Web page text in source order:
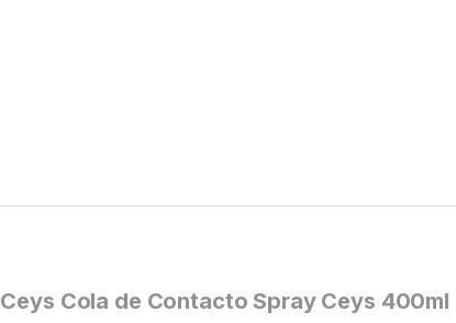
Ceys Cola de Contacto Spray Ceys 400ml